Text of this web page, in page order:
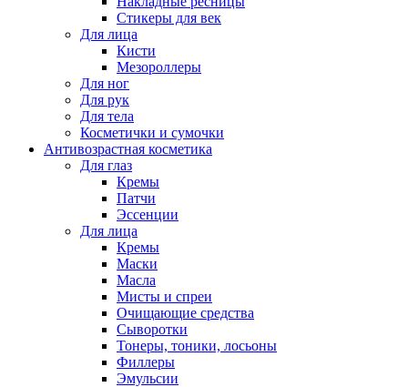
Стикеры для век
Для лица
Кисти
Мезороллеры
Для ног
Для рук
Для тела
Косметички и сумочки
Антивозрастная косметика
Для глаз
Кремы
Патчи
Эссенции
Для лица
Кремы
Маски
Масла
Мисты и спреи
Очищающие средства
Сыворотки
Тонеры, тоники, лосьоны
Филлеры
Эмульсии